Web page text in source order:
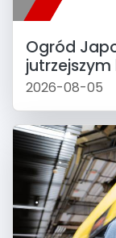
Ogród
2026-08-05